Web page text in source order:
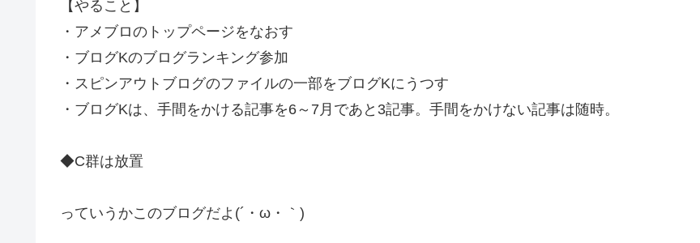
【やること】
・アメブロのトップページをなおす
・ブログKのブログランキング参加
・スピンアウトブログのファイルの一部をブログKにうつす
・ブログKは、手間をかける記事を6～7月であと3記事。手間をかけない記事は随時。
◆C群は放置
っていうかこのブログだよ(´・ω・｀)